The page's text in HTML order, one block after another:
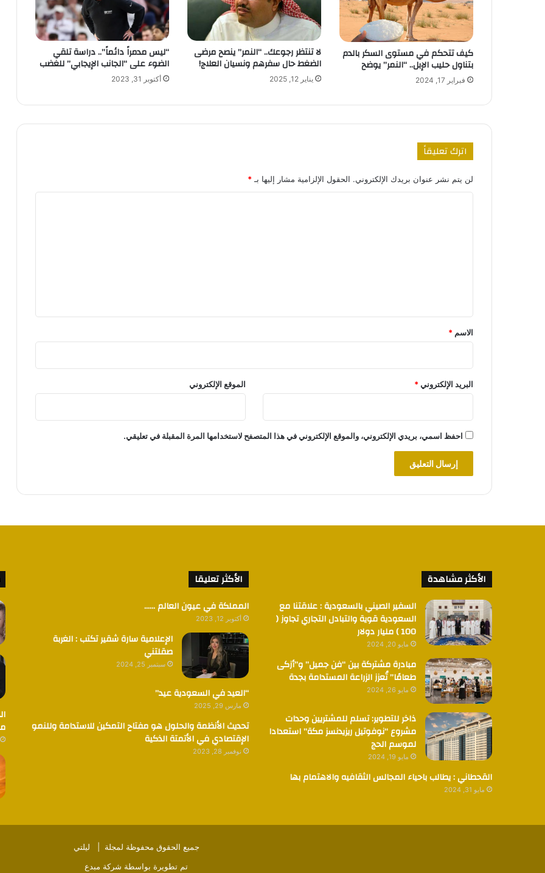
كيف تتحكم في مستوى السكر بالدم
بتناول حليب الإبل.. “النمر” يوضح
فبراير 17, 2024
لا تنتظر رجوعك.. “النمر” ينصح مرضى
الضغط حال سفرهم ونسيان العلاج!
يناير 12, 2025
“ليس مدمراً دائماً”.. دراسة تلقي
الضوء على “الجانب الإيجابي” للغضب
أكتوبر 31, 2023
اترك تعليقاً
لن يتم نشر عنوان بريدك الإلكتروني. الحقول الإلزامية مشار إليها بـ *
*
الاسم *
البريد الإلكتروني* الموقع الإلكتروني
احفظ اسمي، بريدي الإلكتروني، والموقع الإلكتروني في هذا المتصفح لاستخدامها المرة المقبلة في تعليقي.
الأكثر مشاهدة
السفير الصيني بالسعودية : علاقتنا مع
السعودية قوية والتبادل التجاري تجاوز (
100 ) مليار دولار
مايو 20, 2024
مبادرة مشتركة بين “فن جميل” و”أزكى
طعامًا” تُعزز الزراعة المستدامة بجدة
مايو 26, 2024
ذاخر للتطوير: تسلم للمشتريين وحدات
مشروع “نوفوتيل ريزيدنسز مكة” استعدادا
لموسم الحج
مايو 19, 2024
القحطاني : يطالب باحياء المجالس الثقافيه والاهتمام بها
مايو 31, 2024
الأكثر تعليقا
المملكة في عيون العالم ……
أكتوبر 12, 2023
الإعلامية سارة شقير تكتب : الغربة
صقلتني
سبتمبر 25, 2024
“العيد في السعودية عيد”
مارس 29, 2025
تحديث الأنظمة والحلول هو مفتاح التمكين للاستدامة وللنمو
الإقتصادي في الأتمتة الذكية
نوفمبر 28, 2023
جميع الحقوق محفوظة لمجلة | ليلتي
تم تطويرة بواسطة شركة مبدع